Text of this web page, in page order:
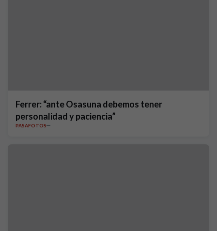
Ferrer: “ante Osasuna debemos tener
personalidad y paciencia”
PASAFOTOS